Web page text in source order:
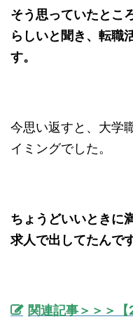
そう思っていたとこ
らしいと聞き、転職
す。
今思い返すと、大学
イミングでした。
ちょうどいいときに
求人で出してたんで
関連記事＞＞＞